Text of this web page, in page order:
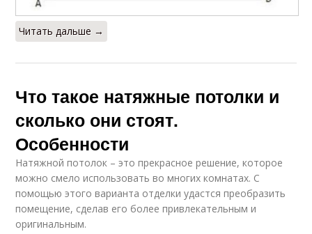
Читать дальше →
Что такое натяжные потолки и
сколько они стоят.
Особенности
Натяжной потолок – это прекрасное решение, которое
можно смело использовать во многих комнатах. С
помощью этого варианта отделки удастся преобразить
помещение, сделав его более привлекательным и
оригинальным.